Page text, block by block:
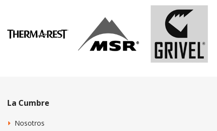
La Cumbre
Nosotros